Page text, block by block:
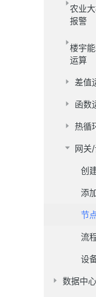
农业
报警
楼宇
运算
差值
函数
热循
网关
创
添
节
流
设
数据中心